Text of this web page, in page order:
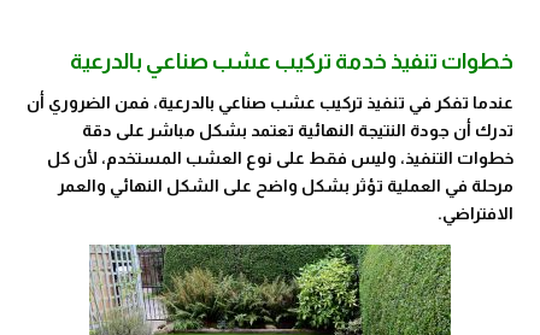
خطوات تنفيذ خدمة تركيب عشب صناعي بالدرعية
عندما تفكر في تنفيذ تركيب عشب صناعي بالدرعية، فمن الضروري أن
تدرك أن جودة النتيجة النهائية تعتمد بشكل مباشر على دقة
خطوات التنفيذ، وليس فقط على نوع العشب المستخدم، لأن كل
مرحلة في العملية تؤثر بشكل واضح على الشكل النهائي والعمر
الافتراضي.